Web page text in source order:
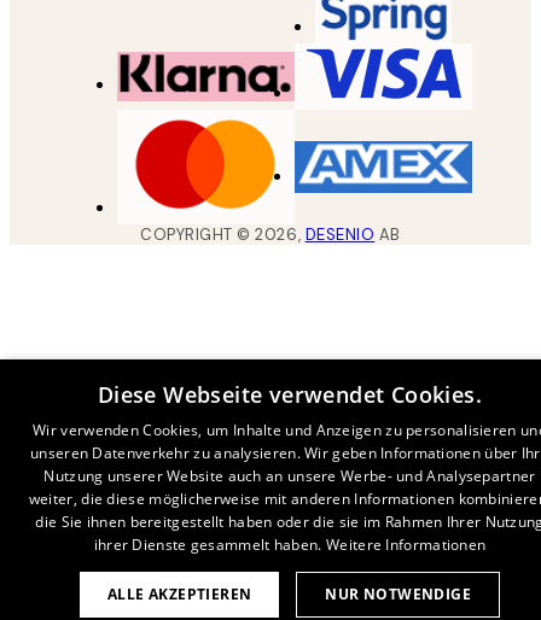
COPYRIGHT ©2026, DESENIO AB
Diese Webseite verwendet Cookies.
Wir verwenden Cookies, um Inhalte und Anzeigen zu personalisieren
unseren Datenverkehr zu analysieren. Wir geben Informationen über
Nutzung unserer Website auch an unsere Werbe- und Analysepartner
weiter, die diese möglicherweise mit anderen Informationen
die Sie ihnen bereitgestellt haben oder die sie im Rahmen Ihrer
ihrer Dienste gesammelt haben. Weitere Informationen
ALLE AKZEPTIEREN NUR NOTWENDIGE